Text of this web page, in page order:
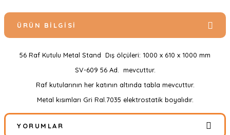
ÜRÜN BILGISI
56 Raf Kutulu Metal Stand Dış ölçüleri: 1000 x 610 x 1000 mm
SV-609 56 Ad. mevcuttur.
Raf kutularının her katının altında tabla mevcuttur.
Metal kısımları Gri Ral.7035 elektrostatik boyalıdır.
YORUMLAR